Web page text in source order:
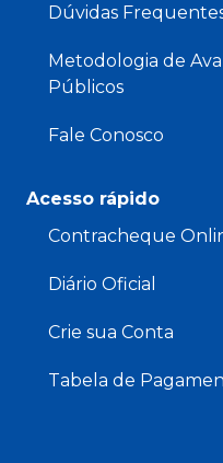
Dúvidas
Metodologia de
Públicos
Fale Conosco
Acesso rápido
Contracheque
Diário Oficial
Crie sua Conta
Tabela de